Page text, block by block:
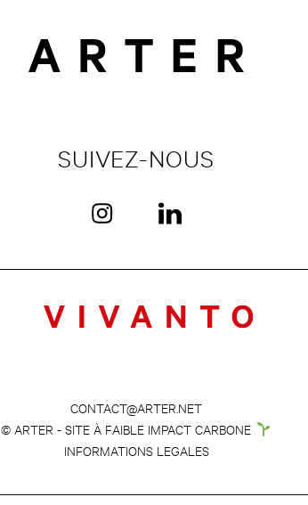
SUIVEZ-NOUS
CONTACT@ARTER.NET
© ARTER - SITE À FAIBLE IMPACT CARBONE
INFORMATIONS LEGALES